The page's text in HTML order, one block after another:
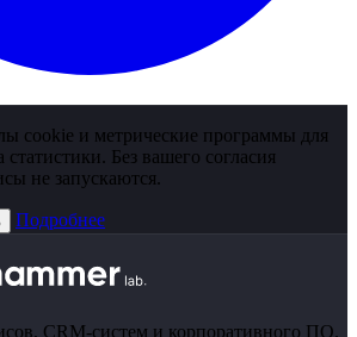
cookie и метрические программы для
статистики. Без вашего согласия
не запускаются.
Подробнее
CRM-систем и корпоративного ПО.